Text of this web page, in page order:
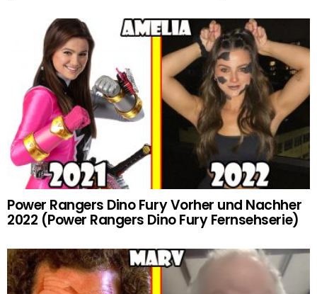
Power Rangers Dino Fury Vorher und Nachher
2022 (Power Rangers Dino Fury Fernsehserie)